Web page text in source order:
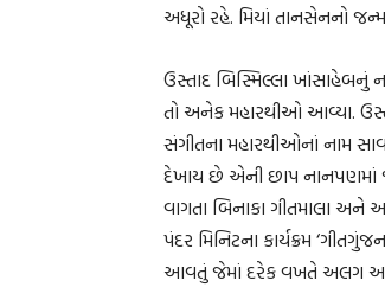
અધૂરો રહે. મિયાં તાનસેનનો
ઉસ્તાદ બિસ્મિલ્લા ખાંસાહેબનું
તો અનેક મહારથીઓ આવ્યા.
સંગીતના મહારથીઓનાં નામ
દેખાય છે એની છાપ નાનપણમાં જ
વાગતા બિનાકા ગીતમાલા
પંદર મિનિટના કાર્યક્રમ
આવતું જેમાં દરેક વખતે અલગ